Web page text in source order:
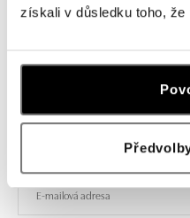
získali v důsledku toho, že
Přihlaste se k
Objevte nejnovější kolekce,